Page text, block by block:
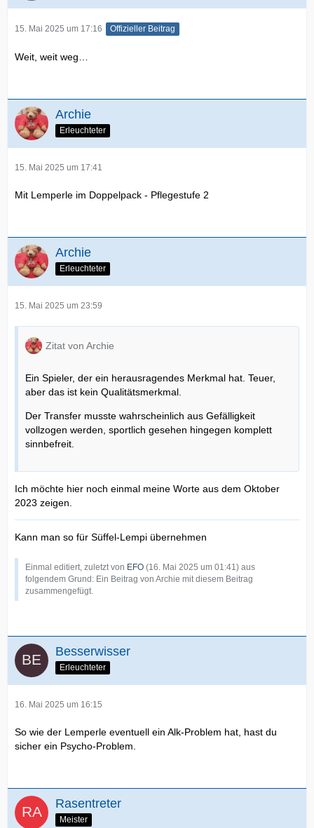
15. Mai 2025 um 17:16 Offizieller Beitrag
Weit, weit weg…
Archie
Erleuchteter
15. Mai 2025 um 17:41
Mit Lemperle im Doppelpack - Pflegestufe 2
Archie
Erleuchteter
15. Mai 2025 um 23:59
Zitat von Archie
Ein Spieler, der ein herausragendes Merkmal hat. Teuer,
aber das ist kein Qualitätsmerkmal.
Der Transfer musste wahrscheinlich aus Gefälligkeit
vollzogen werden, sportlich gesehen hingegen komplett
sinnbefreit.
Ich möchte hier noch einmal meine Worte aus dem Oktober
2023 zeigen.
Kann man so für Süffel-Lempi übernehmen
Einmal editiert, zuletzt von EFO (16. Mai 2025 um 01:41) aus
folgendem Grund: Ein Beitrag von Archie mit diesem Beitrag
zusammengefügt.
Besserwisser
Erleuchteter
16. Mai 2025 um 16:15
So wie der Lemperle eventuell ein Alk-Problem hat, hast du
sicher ein Psycho-Problem.
Rasentreter
Meister